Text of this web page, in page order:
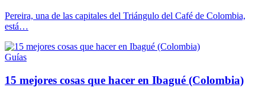
Pereira, una de las capitales del Triángulo del Café de Colombia,
está…
Guías
15 mejores cosas que hacer en Ibagué (Colombia)